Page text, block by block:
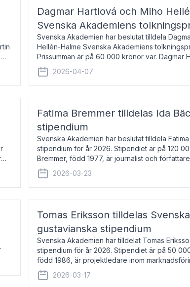
Dagmar Hartlová och Miho
Svenska Akademiens
Svenska Akademien har beslutat tilldela
Hellén-Halme Svenska Akademiens
Prissumman är på 60 000 kronor var. Dagmar
översätter huvudsakligen från svenska till
2026-04-07
Fatima Bremmer tilldelas Ida
stipendium
Svenska Akademien har beslutat tilldela
stipendium för år 2026. Stipendiet är på 120
Bremmer, född 1977, är journalist och
boken Ligan. Klarakvarterens blodsyst
2026-03-23
Tomas Eriksson tilldelas
gustavianska stipendium
Svenska Akademien har tilldelat Tomas
stipendium för år 2026. Stipendiet är på 50
född 1986, är projektledare inom
utkom i fjol med boken Syndabocken.
2026-03-17